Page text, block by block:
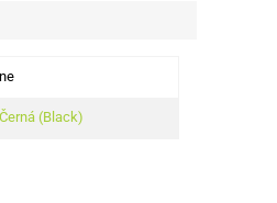
ne
Černá (Black)